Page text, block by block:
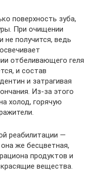
поверхность зуба,
При очищении
не получится, ведь
отбеливающего геля
и состав
и затрагивая
Из-за этого
холод, горячую
реабилитации —
же бесцветная,
продуктов и
вещества.